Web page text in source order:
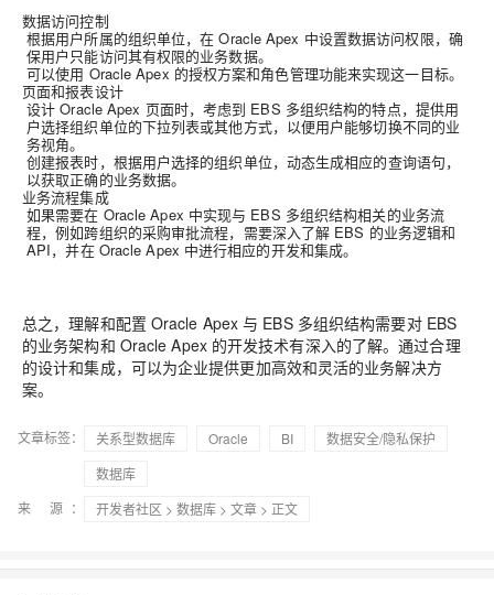
数据访问控制
根据用户所属的组织单位，在 Oracle Apex 中设置数据访问权限，确
保用户只能访问其有权限的业务数据。
可以使用 Oracle Apex 的授权方案和角色管理功能来实现这一目标。
页面和报表设计
设计 Oracle Apex 页面时，考虑到 EBS 多组织结构的特点，提供用
户选择组织单位的下拉列表或其他方式，以便用户能够切换不同的业
务视角。
创建报表时，根据用户选择的组织单位，动态生成相应的查询语句，
以获取正确的业务数据。
业务流程集成
如果需要在 Oracle Apex 中实现与 EBS 多组织结构相关的业务流
程，例如跨组织的采购审批流程，需要深入了解 EBS 的业务逻辑和
API，并在 Oracle Apex 中进行相应的开发和集成。
总之，理解和配置 Oracle Apex 与 EBS 多组织结构需要对 EBS
的业务架构和 Oracle Apex 的开发技术有深入的了解。通过合理
的设计和集成，可以为企业提供更加高效和灵活的业务解决方
案。
文章标签： 关系型数据库 Oracle BI
数据安全/隐私保护
数据库
来 源：
开发者社区 > 数据库 > 文章 > 正文